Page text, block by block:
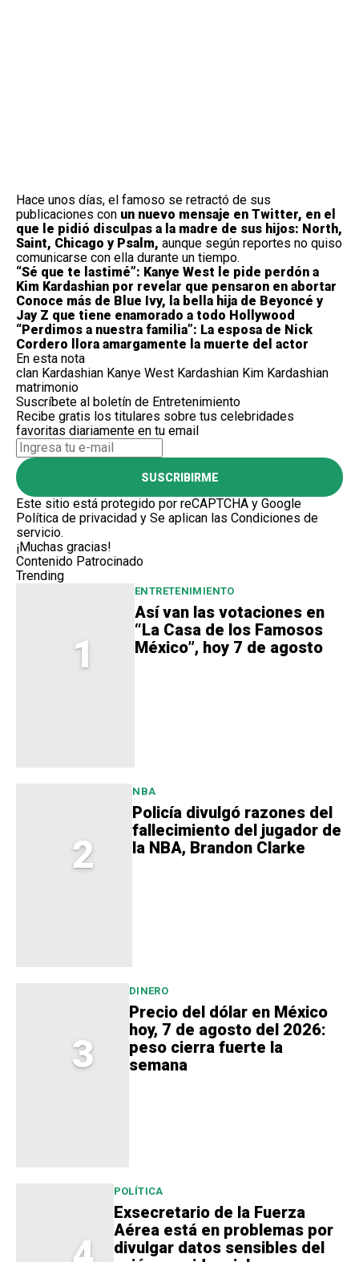
Hace unos días, el famoso se retractó de sus
publicaciones con un nuevo mensaje en Twitter, en el
que le pidió disculpas a la madre de sus hijos: North,
Saint, Chicago y Psalm, aunque según reportes no quiso
comunicarse con ella durante un tiempo.
“Sé que te lastimé”: Kanye West le pide perdón a
Kim Kardashian por revelar que pensaron en abortar
Conoce más de Blue Ivy, la bella hija de Beyoncé y
Jay Z que tiene enamorado a todo Hollywood
“Perdimos a nuestra familia”: La esposa de Nick
Cordero llora amargamente la muerte del actor
En esta nota
clan Kardashian Kanye West Kardashian Kim Kardashian
matrimonio
Suscríbete al boletín de Entretenimiento
Recibe gratis los titulares sobre tus celebridades
favoritas diariamente en tu email
SUSCRIBIRME
Este sitio está protegido por reCAPTCHA y Google
Política de privacidad y Se aplican las Condiciones de
servicio.
¡Muchas gracias!
Contenido Patrocinado
Trending
1
ENTRETENIMIENTO
Así van las votaciones en
“La Casa de los Famosos
México”, hoy 7 de agosto
2
NBA
Policía divulgó razones del
fallecimiento del jugador de
la NBA, Brandon Clarke
3
DINERO
Precio del dólar en México
hoy, 7 de agosto del 2026:
peso cierra fuerte la
semana
POLÍTICA
Exsecretario de la Fuerza
Aérea está en problemas por
divulgar datos sensibles del